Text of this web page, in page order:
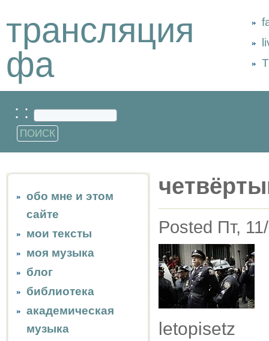
трансляция
фа
: :
обо мне и этом
сайте
мои тексты
моя музыка
блог
библиотека
академическая
музыка
Posted Пт,
letopisetz